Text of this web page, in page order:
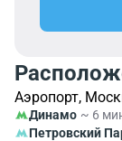
Аэропорт,
Динамо ~ 6
Петровский